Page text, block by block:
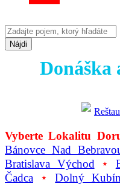
Nájdi
Donáška
Vyberte Lokalitu
Bánovce Nad
Bratislava Východ ⋆
Čadca ⋆Dolný Kubín